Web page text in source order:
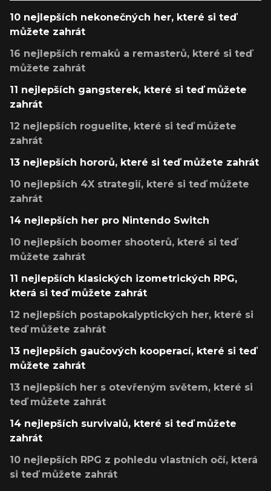
10 nejlepších nekonečných her, které si teď
můžete zahrát
16 nejlepších remaků a remasterů, které si teď
můžete zahrát
11 nejlepších gangsterek, které si teď můžete
zahrát
12 nejlepších roguelite, které si teď můžete
zahrát
13 nejlepších hororů, které si teď můžete zahrát
10 nejlepších 4X strategií, které si teď můžete
zahrát
14 nejlepších her pro Nintendo Switch
10 nejlepších boomer shooterů, které si teď
můžete zahrát
11 nejlepších klasických izometrických RPG,
která si teď můžete zahrát
12 nejlepších postapokalyptických her, které si
teď můžete zahrát
13 nejlepších gaučových kooperací, které si teď
můžete zahrát
13 nejlepších her s otevřeným světem, které si
teď můžete zahrát
14 nejlepších survivalů, které si teď můžete
zahrát
10 nejlepších RPG z pohledu vlastních očí, která
si teď můžete zahrát